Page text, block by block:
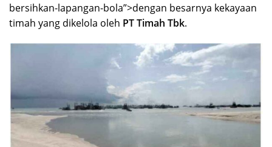
bersihkan-lapangan-bola”>dengan besarnya kekayaan
timah yang dikelola oleh PT Timah Tbk.